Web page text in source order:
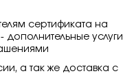
сертификата на
услуги
а так же доставка с